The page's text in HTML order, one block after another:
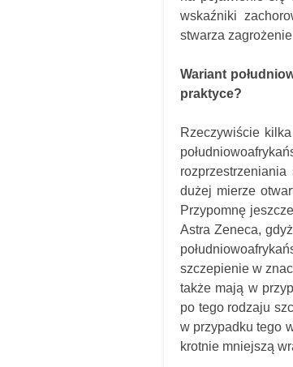
wskaźniki
stwarza
Wariant
praktyce?
Rzeczywiście
dużej mierze
Przypomnę
Astra Zeneca,
szczepienie w
także mają w
po tego rodzaju
w przypadku tego
krotnie mniejszą